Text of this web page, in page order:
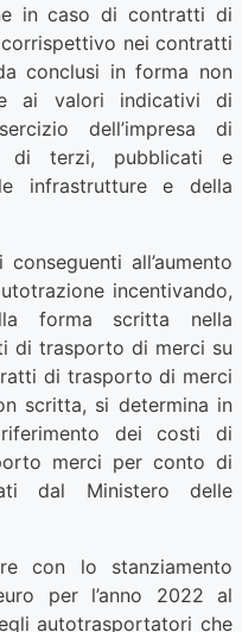
in caso di contratti di
nei contratti
conclusi in forma non
ai valori indicativi di
dell’impresa di
di terzi, pubblicati e
infrastrutture e della
all’aumento
incentivando,
forma scritta nella
di trasporto di merci su
di trasporto di merci
scritta, si determina in
dei costi di
merci per conto di
dal Ministero delle
con lo stanziamento
per l’anno 2022 al
autotrasportatori che